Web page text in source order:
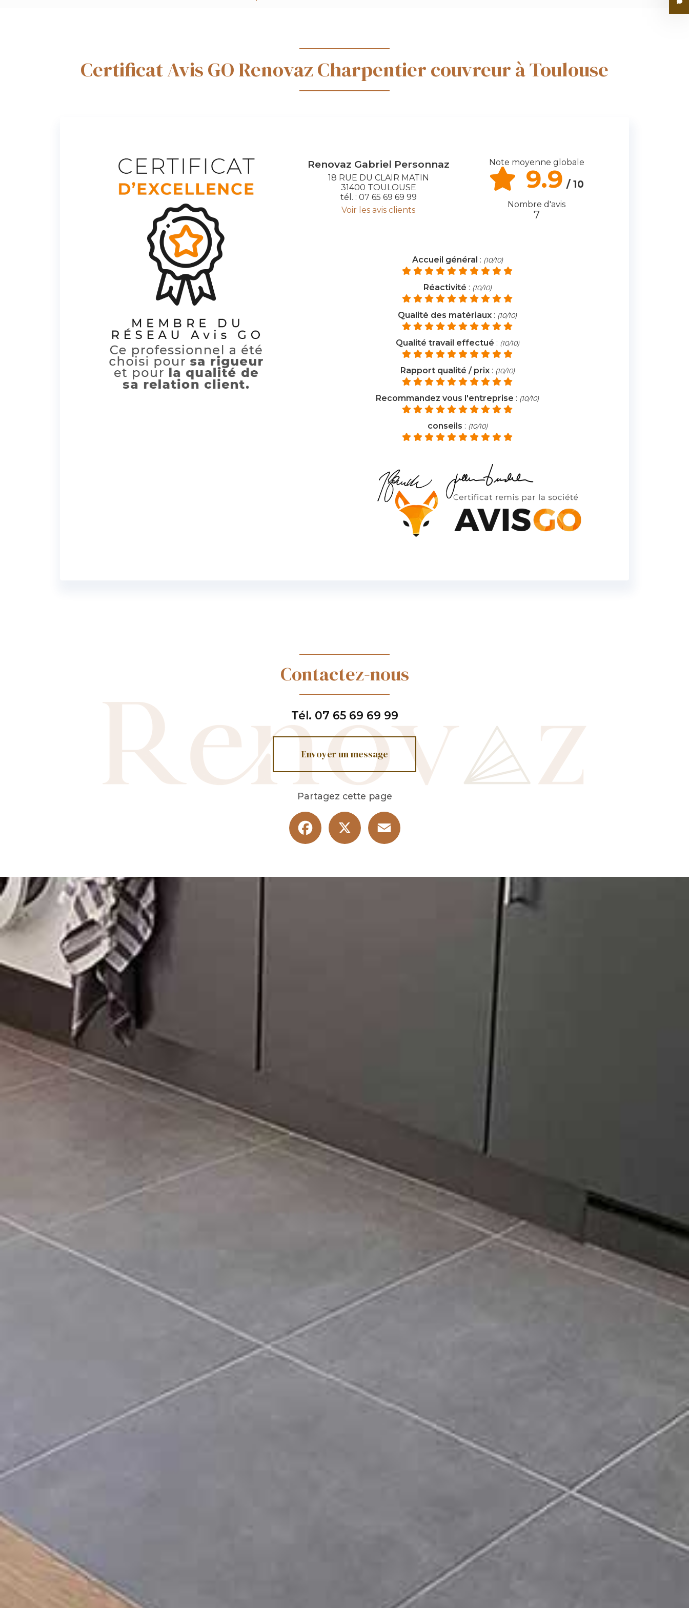
Certificat Avis GO Renovaz Charpentier couvreur à Toulouse
Renovaz Gabriel Personnaz
18 RUE DU CLAIR MATIN
31400 TOULOUSE
tél. : 07 65 69 69 99
Voir les avis clients
Note moyenne globale
9.9 / 10
Nombre d'avis
7
Accueil général : (10/10)
Réactivité : (10/10)
Qualité des matériaux : (10/10)
Qualité travail effectué : (10/10)
Rapport qualité / prix: (10/10)
Recommandez vous l'entreprise : (10/10)
conseils : (10/10)
Contactez-nous
Tél. 07 65 69 69 99
Envoyer un message
Partagez cette page
Facebook